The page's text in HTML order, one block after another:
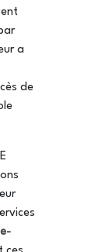
a
de